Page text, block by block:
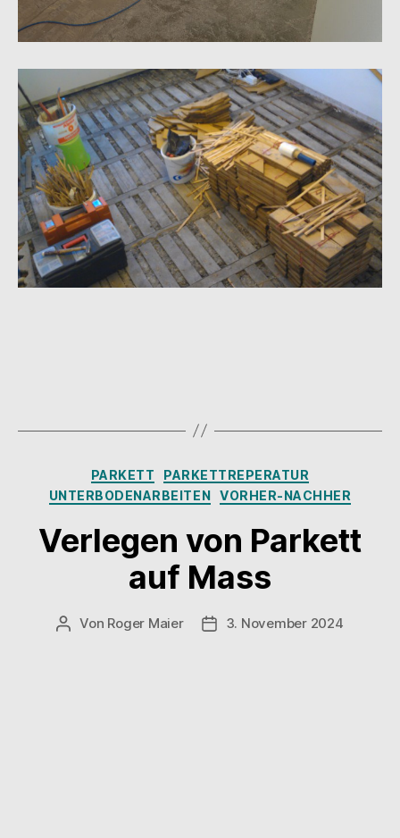
Kategorien
PARKETT
PARKETTREPERATUR
UNTERBODENARBEITEN VORHER-NACHHER
Verlegen von Parkett
auf Mass
Beitragsautor
Von Roger Maier Beitragsdatum
3. November 2024